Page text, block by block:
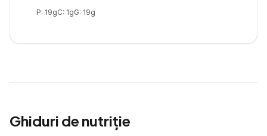
P: 19gC: 1gG: 19g
Ghiduri de nutriție